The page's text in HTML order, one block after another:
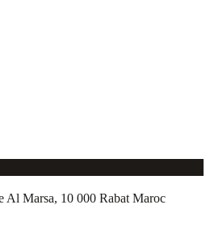
Al Marsa, 10 000 Rabat Maroc